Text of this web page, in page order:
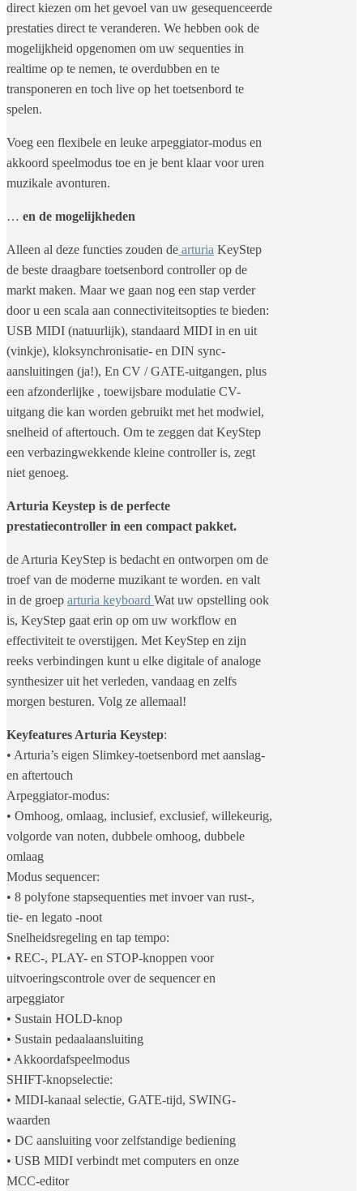
direct kiezen om het gevoel van uw gesequenceerde
prestaties direct te veranderen. We hebben ook de
mogelijkheid opgenomen om uw sequenties in
realtime op te nemen, te overdubben en te
transponeren en toch live op het toetsenbord te
spelen.
Voeg een flexibele en leuke arpeggiator-modus en
akkoord speelmodus toe en je bent klaar voor uren
muzikale avonturen.
… en de mogelijkheden
Alleen al deze functies zouden de arturia KeyStep
de beste draagbare toetsenbord controller op de
markt maken. Maar we gaan nog een stap verder
door u een scala aan connectiviteitsopties te bieden:
USB MIDI (natuurlijk), standaard MIDI in en uit
(vinkje), kloksynchronisatie- en DIN sync-
aansluitingen (ja!), En CV / GATE-uitgangen, plus
een afzonderlijke , toewijsbare modulatie CV-
uitgang die kan worden gebruikt met het modwiel,
snelheid of aftertouch. Om te zeggen dat KeyStep
een verbazingwekkende kleine controller is, zegt
niet genoeg.
Arturia Keystep is de perfecte
prestatiecontroller in een compact pakket.
de Arturia KeyStep is bedacht en ontworpen om de
troef van de moderne muzikant te worden. en valt
in de groep arturia keyboard Wat uw opstelling ook
is, KeyStep gaat erin op om uw workflow en
effectiviteit te overstijgen. Met KeyStep en zijn
reeks verbindingen kunt u elke digitale of analoge
synthesizer uit het verleden, vandaag en zelfs
morgen besturen. Volg ze allemaal!
Keyfeatures Arturia Keystep:
• Arturia’s eigen Slimkey-toetsenbord met aanslag-
en aftertouch
Arpeggiator-modus:
• Omhoog, omlaag, inclusief, exclusief, willekeurig,
volgorde van noten, dubbele omhoog, dubbele
omlaag
Modus sequencer:
• 8 polyfone stapsequenties met invoer van rust-,
tie- en legato -noot
Snelheidsregeling en tap tempo:
• REC-, PLAY- en STOP-knoppen voor
uitvoeringscontrole over de sequencer en
arpeggiator
• Sustain HOLD-knop
• Sustain pedaalaansluiting
• Akkoordafspeelmodus
SHIFT-knopselectie:
• MIDI-kanaal selectie, GATE-tijd, SWING-
waarden
• DC aansluiting voor zelfstandige bediening
• USB MIDI verbindt met computers en onze
MCC-editor